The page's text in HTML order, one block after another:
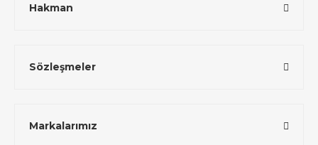
Hakman
Sözleşmeler
Markalarımız